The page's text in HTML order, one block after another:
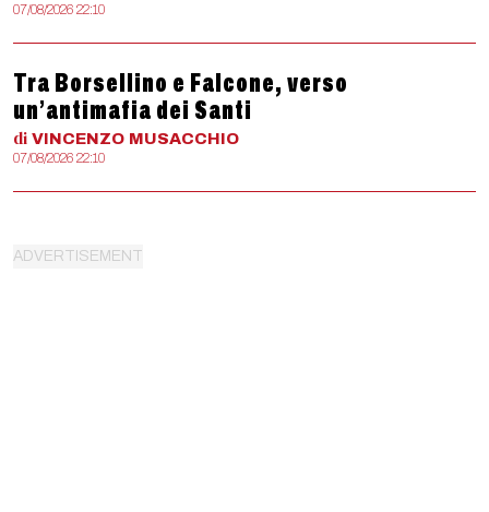
07/08/2026 22:10
Tra Borsellino e Falcone, verso
un’antimafia dei Santi
di VINCENZO MUSACCHIO
07/08/2026 22:10